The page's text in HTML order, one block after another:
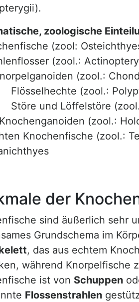
zoologische
(zool:
(zool.:
(zool.:
(zool.:
und Löffelstöre (zool.:
(zool.:
Knochenfische (zool.:
der
sind äußerlich sehr
Grundschema im
, das aus echtem
während Knorpelfische
ist von Schuppen
Flossenstrahlen